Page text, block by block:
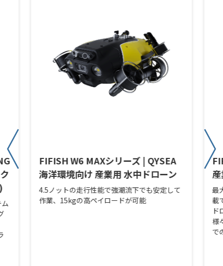
FIFISH W6 MAXシリーズ | QYSEA
海洋環境向け 産業用 水中ドローン
4.5ノットの走行性能で強潮流下でも安定して
作業、15kgの高ペイロードが可能
最
載
ド
様
で